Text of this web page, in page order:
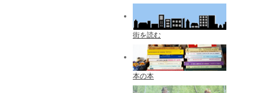
街を読む
本の本